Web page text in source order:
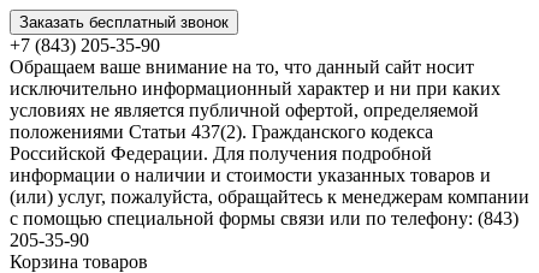
Заказать бесплатный звонок
+7 (843) 205-35-90
Обращаем ваше внимание на то, что данный сайт носит
исключительно информационный характер и ни при каких
условиях не является публичной офертой, определяемой
положениями Статьи 437(2). Гражданского кодекса
Российской Федерации. Для получения подробной
информации о наличии и стоимости указанных товаров и
(или) услуг, пожалуйста, обращайтесь к менеджерам компании
с помощью специальной формы связи или по телефону: (843)
205-35-90
Корзина товаров